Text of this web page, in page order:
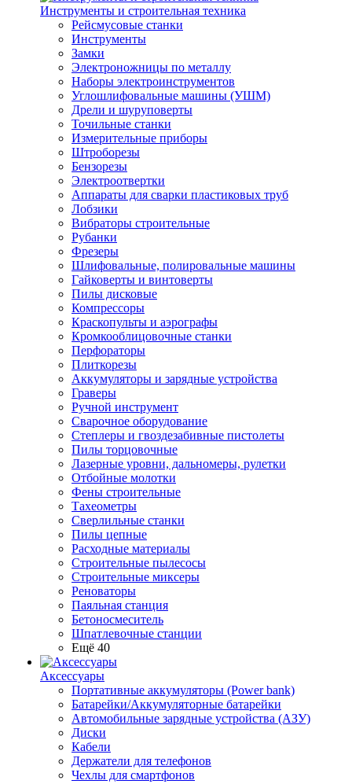
Инструменты и строительная техника
Рейсмусовые станки
Инструменты
Замки
Электроножницы по металлу
Наборы электроинструментов
Углошлифовальные машины (УШМ)
Дрели и шуруповерты
Точильные станки
Измерительные приборы
Штроборезы
Бензорезы
Электроотвертки
Аппараты для сварки пластиковых труб
Лобзики
Вибраторы строительные
Рубанки
Фрезеры
Шлифовальные, полировальные машины
Гайковерты и винтоверты
Пилы дисковые
Компрессоры
Краскопульты и аэрографы
Кромкооблицовочные станки
Перфораторы
Плиткорезы
Аккумуляторы и зарядные устройства
Граверы
Ручной инструмент
Сварочное оборудование
Степлеры и гвоздезабивные пистолеты
Пилы торцовочные
Лазерные уровни, дальномеры, рулетки
Отбойные молотки
Фены строительные
Тахеометры
Сверлильные станки
Пилы цепные
Расходные материалы
Строительные пылесосы
Строительные миксеры
Реноваторы
Паяльная станция
Бетоносмеситель
Шпатлевочные станции
Ещё 40
Аксессуары
Портативные аккумуляторы (Power bank)
Батарейки/Аккумуляторные батарейки
Автомобильные зарядные устройства (АЗУ)
Диски
Кабели
Держатели для телефонов
Чехлы для смартфонов